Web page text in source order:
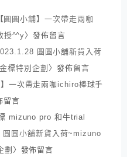
【圓圓小舖】一次帶走兩咖
授^^y〉發佈留言
圓圓小舖新貨入荷
標特別企劃 〉發佈留言
】一次帶走兩咖ichiro棒球手
留言
mizuno pro 和牛trial
圓小舖新貨入荷~mizuno
劃 〉發佈留言